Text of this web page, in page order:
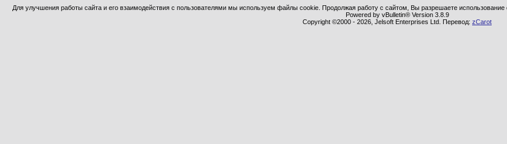
Для улучшения работы сайта и его взаимодействия с пользователями мы используем файлы cookie. Продолжая работу с сайтом, Вы разрешаете
Powered by vBulletin® Version 3.8.9
Copyright ©2000 - 2026, Jelsoft Enterprises Ltd. Перевод: zCarot